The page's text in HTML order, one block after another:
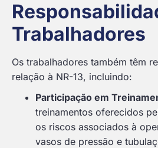
Trabalhadores
Os trabalhadores também têm
relação à NR-13, incluindo:
Participação em
treinamentos oferecidos
os riscos associados à
vasos de pressão e